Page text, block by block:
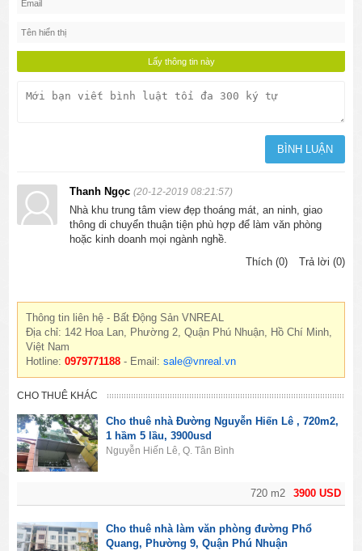
Thanh Ngọc(20-12-2019 08:21:57)
Nhà khu trung tâm view đẹp thoáng mát, an ninh, giao
thông di chuyển thuận tiện phù hợp để làm văn phòng
hoặc kinh doanh mọi ngành nghề.
Thích (0)
Trả lời (0)
Thông tin liên hệ - Bất Động Sản VNREAL
Địa chỉ: 142 Hoa Lan, Phường 2, Quận Phú Nhuận, Hồ Chí Minh,
Việt Nam
Hotline:0979771188 - Email:sale@vnreal.vn
CHO THUÊ KHÁC
3900 USD
720 m2
Cho thuê nhà Đường Nguyễn Hiến Lê , 720m2,
1 hầm 5 lầu, 3900usd
Nguyễn Hiến Lê, Q. Tân Bình
Cho thuê nhà làm văn phòng đường Phổ
Quang, Phường 9, Quận Phú Nhuận